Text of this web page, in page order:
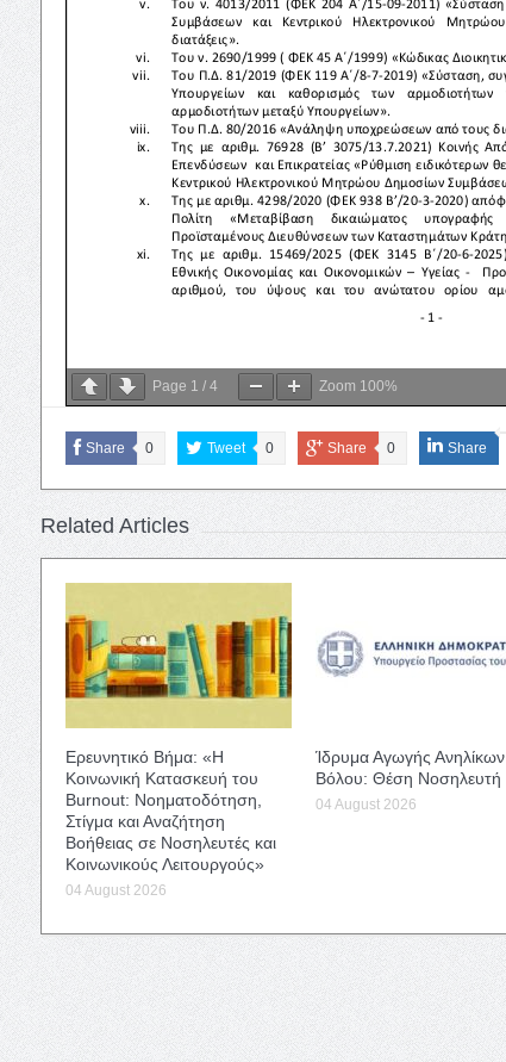
Page 1 / 4 Zoom 100%
Share 0 Tweet 0 Share 0 Share
Related Articles
Ερευνητικό Βήμα: «Η
Κοινωνική Κατασκευή του
Burnout: Νοηματοδότηση,
Στίγμα και Αναζήτηση
Βοήθειας σε Νοσηλευτές και
Κοινωνικούς Λειτουργούς»
04 August 2026
Ίδρυμα Αγωγής Ανηλίκων
Βόλου: Θέση Νοσηλευτή
04 August 2026